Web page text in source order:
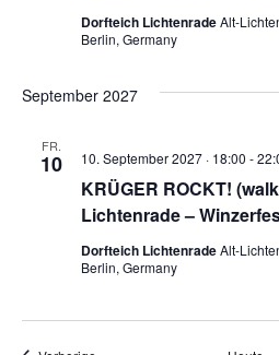
Dorfteich LichtenradeAlt-
Berlin, Germany
September 2027
FR.
10
KRÜGER ROCKT!
Lichtenrade –
10. September 2027 · 18:00 -
Dorfteich LichtenradeAlt-
Berlin, Germany